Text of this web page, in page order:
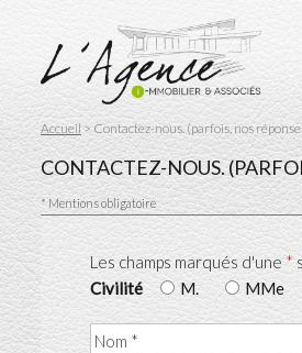
Accueil> Contactez-nous. (parfois, nos
CONTACTEZ-NOUS.
* Mentions obligatoire
Les champs marqués d'une*
Civilité
M. MMe